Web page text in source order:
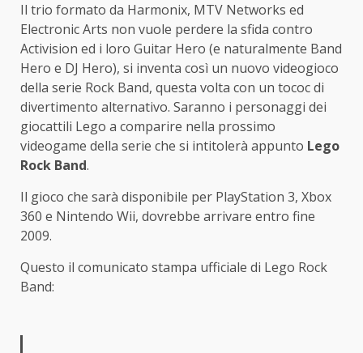
Il trio formato da Harmonix, MTV Networks ed
Electronic Arts non vuole perdere la sfida contro
Activision ed i loro Guitar Hero (e naturalmente Band
Hero e DJ Hero), si inventa così un nuovo videogioco
della serie Rock Band, questa volta con un tococ di
divertimento alternativo. Saranno i personaggi dei
giocattili Lego a comparire nella prossimo
videogame della serie che si intitolerà appunto Lego
Rock Band.
Il gioco che sarà disponibile per PlayStation 3, Xbox
360 e Nintendo Wii, dovrebbe arrivare entro fine
2009.
Questo il comunicato stampa ufficiale di Lego Rock
Band: